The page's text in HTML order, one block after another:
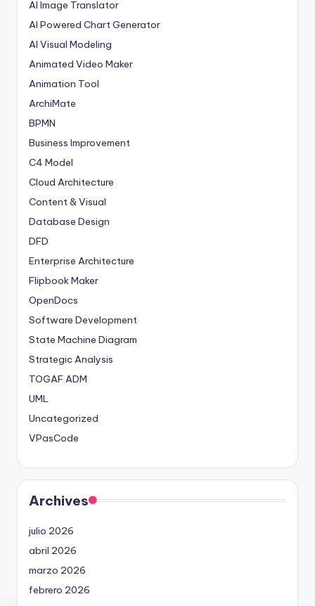
AI Image Translator
AI Powered Chart Generator
AI Visual Modeling
Animated Video Maker
Animation Tool
ArchiMate
BPMN
Business Improvement
C4 Model
Cloud Architecture
Content & Visual
Database Design
DFD
Enterprise Architecture
Flipbook Maker
OpenDocs
Software Development
State Machine Diagram
Strategic Analysis
TOGAF ADM
UML
Uncategorized
VPasCode
Archives
julio 2026
abril 2026
marzo 2026
febrero 2026